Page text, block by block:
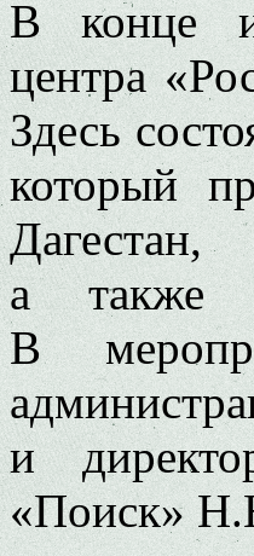
В конце
центра
Здесь
который
Дагестан,
а также
В
и
«Поиск»